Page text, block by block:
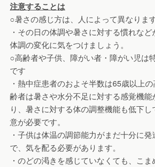
注意することは
○暑さの感じ方は、人によって異なりま
・その日の体調や暑さに対する慣れなど
体調の変化に気をつけましょう。
○高齢者や子供、障がい者・障がい児は
です
・熱中症患者のおよそ半数は65歳以上
齢者は暑さや水分不足に対する感覚機能
り、暑さに対する体の調整機能も低下
意が必要です。
・子供は体温の調節能力がまだ十分に
で、気を配る必要があります。
・のどの渇きを感じていなくても、こ